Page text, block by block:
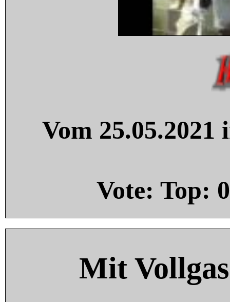
Vom
Vote: Top: 0
Mit